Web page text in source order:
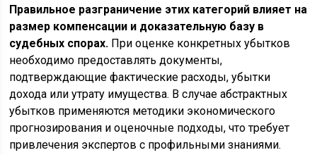
Правильное разграничение этих категорий влияет на
размер компенсации и доказательную базу в
судебных спорах. При оценке конкретных убытков
необходимо предоставлять документы,
подтверждающие фактические расходы, убытки
дохода или утрату имущества. В случае абстрактных
убытков применяются методики экономического
прогнозирования и оценочные подходы, что требует
привлечения экспертов с профильными знаниями.